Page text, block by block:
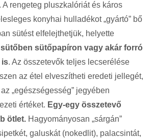
. A rengeteg pluszkalóriát és káros
konyhai hulladékot „gyártó” bő
sütést elfelejthetjük, helyette
sütőben sütőpapíron vagy akár forró
is. Az összetevők teljes lecserélése
az étel elveszítheti eredeti jellegét,
„egészségesség” jegyében
értéket. Egy-egy összetevő
ötlet. Hagyományosan „sárgán”
galuskát (nokedlit), palacsintát,